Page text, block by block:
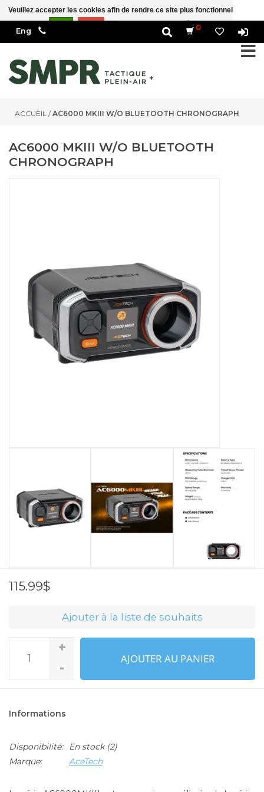
0
ACCUEIL /AC6000 MKIII W/O BLUETOOTH CHRONOGRAPH
AC6000 MKIII W/O BLUETOOTH
CHRONOGRAPH
115.99$
Ajouter à la liste de souhaits
+
-
AJOUTER AU PANIER
Informations
Disponibilité: En stock(2)
Marque:
AceTech
Veuillez accepter les cookies afin de rendre ce site plus fonctionnel Est-ce
En savoir plus sur les témoins (cookies) »